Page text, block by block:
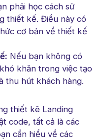
phải học cách sử
thiết kế. Điều này có
cơ bản về thiết kế
Nếu bạn không có
khăn trong việc tạo
thu hút khách hàng.
thiết kê Landing
code, tất cả là các
cần hiểu về các